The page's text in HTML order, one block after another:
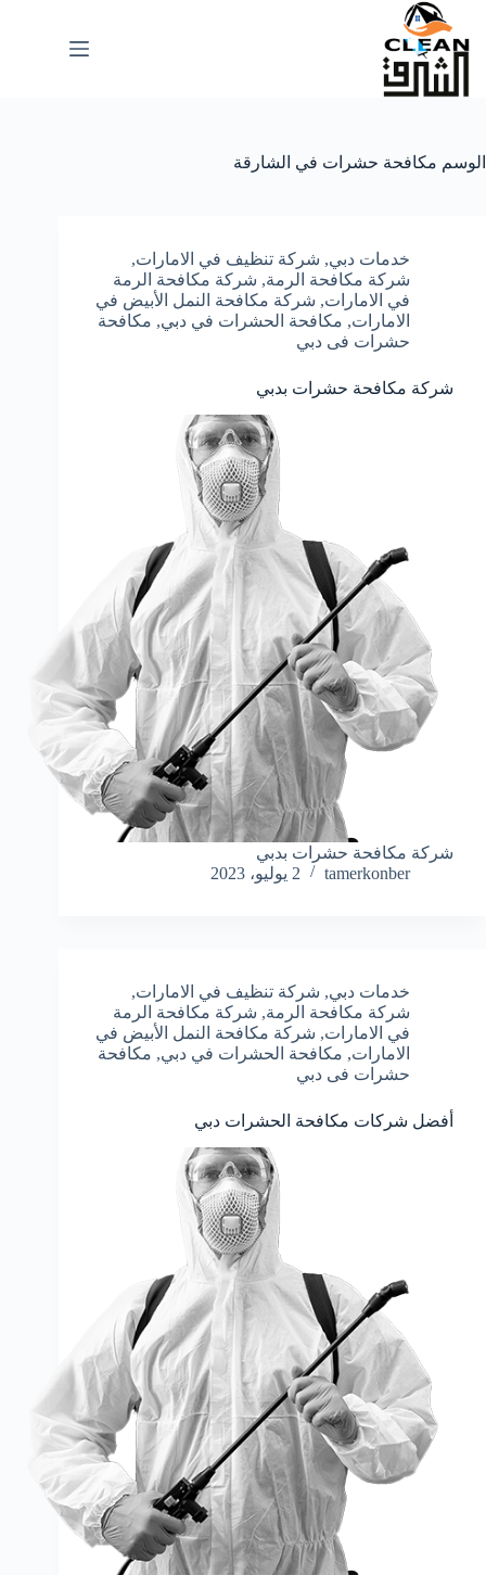
التجاوز
المحتوى
الوسم مكافحة حشرات في الشارقة
خدمات دبي, شركة تنظيف في الامارات,
شركة مكافحة الرمة, شركة مكافحة الرمة
في الامارات, شركة مكافحة النمل الأبيض في
الامارات, مكافحة الحشرات في دبي, مكافحة
حشرات فى دبي
شركة مكافحة حشرات بدبي
شركة مكافحة حشرات بدبي
tamerkonber
2 يوليو، 2023
خدمات دبي, شركة تنظيف في الامارات,
شركة مكافحة الرمة, شركة مكافحة الرمة
في الامارات, شركة مكافحة النمل الأبيض في
الامارات, مكافحة الحشرات في دبي, مكافحة
حشرات فى دبي
أفضل شركات مكافحة الحشرات دبي